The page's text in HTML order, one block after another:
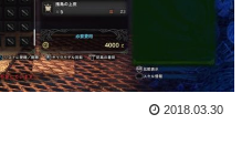
2018.03.30